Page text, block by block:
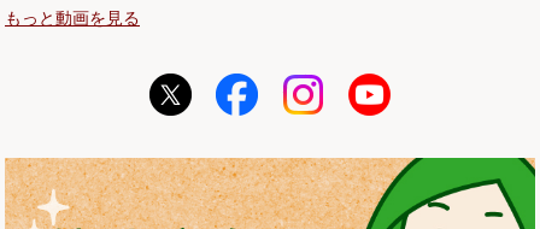
もっと動画を見る